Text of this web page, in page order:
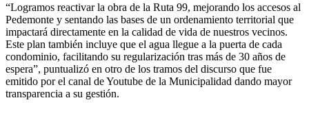
“Logramos reactivar la obra de la Ruta 99, mejorando los accesos al
Pedemonte y sentando las bases de un ordenamiento territorial que
impactará directamente en la calidad de vida de nuestros vecinos.
Este plan también incluye que el agua llegue a la puerta de cada
condominio, facilitando su regularización tras más de 30 años de
espera”, puntualizó en otro de los tramos del discurso que fue
emitido por el canal de Youtube de la Municipalidad dando mayor
transparencia a su gestión.